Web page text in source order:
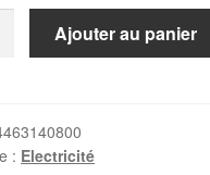
Ajouter au panier
: Electricité